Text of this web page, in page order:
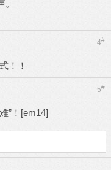
4#
！！
5#
”！[em14]